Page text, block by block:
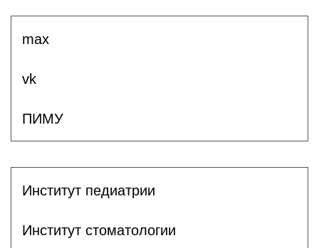
max
vk
ПИМУ
Институт педиатрии
Институт стоматологии